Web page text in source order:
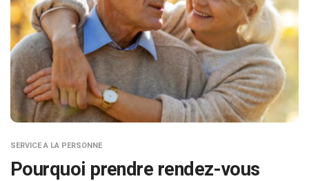
SERVICE A LA PERSONNE
Pourquoi prendre rendez-vous